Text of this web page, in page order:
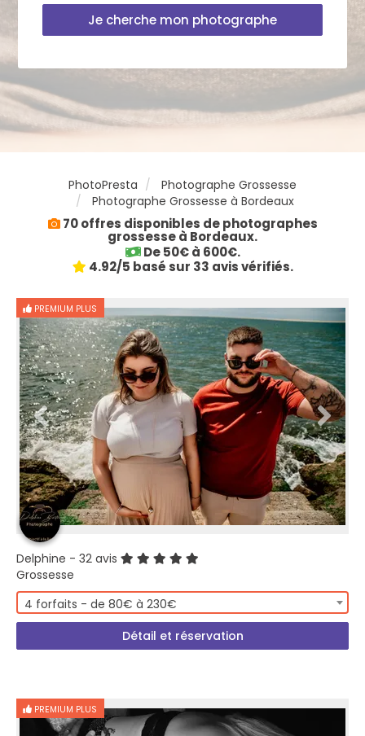
Je cherche mon photographe
PhotoPresta
Photographe Grossesse
Photographe Grossesse à Bordeaux
70 offres disponibles de photographes
grossesse à Bordeaux.
De 50€ à 600€.
4.92/5 basé sur 33 avis vérifiés.
PREMIUM PLUS
Delphine - 32 avis
Grossesse
4 forfaits - de 80€ à 230€
Détail et réservation
PREMIUM PLUS